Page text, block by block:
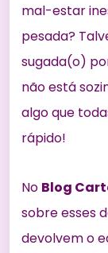
mal-estar
pesada?
sugada(o)
não está
algo que
rápido!
No Blog
sobre esses
devolvem o